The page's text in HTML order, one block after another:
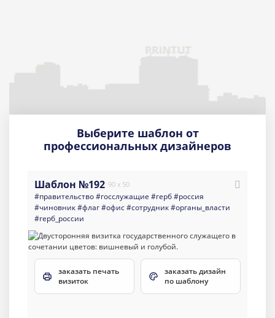
Выберите шаблон от
профессиональных дизайнеров
Шаблон №192 90 x 50
#правительство#госслужащие #герб#россия
#чиновник#флаг#офис#сотрудник#органы_власти
#герб_россии
заказать печать
визиток
заказать дизайн
по шаблону